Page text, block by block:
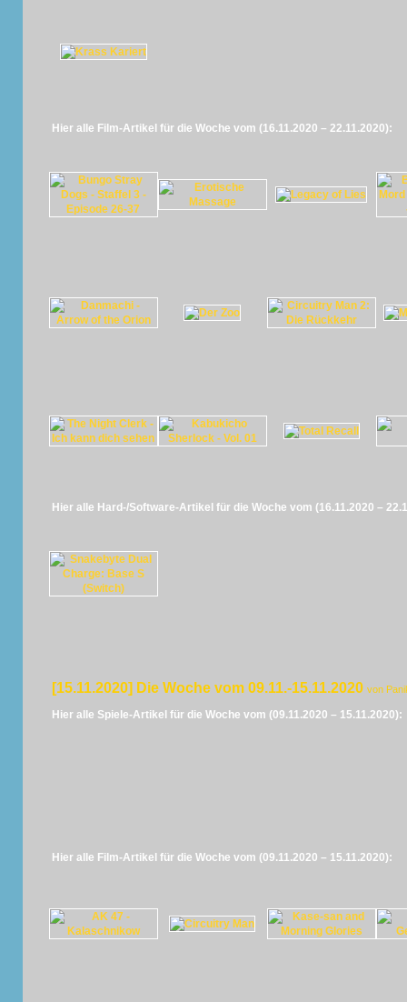
Hier alle Film-Artikel für die Woche vom (16.11.2020 – 22.11.2020):
Hier alle Hard-/Software-Artikel für die Woche vom (16.11.2020 –
[15.11.2020] Die Woche vom 09.11.-15.11.2020 von
Hier alle Spiele-Artikel für die Woche vom (09.11.2020 – 15.11.2020):
Hier alle Film-Artikel für die Woche vom (09.11.2020 – 15.11.2020):